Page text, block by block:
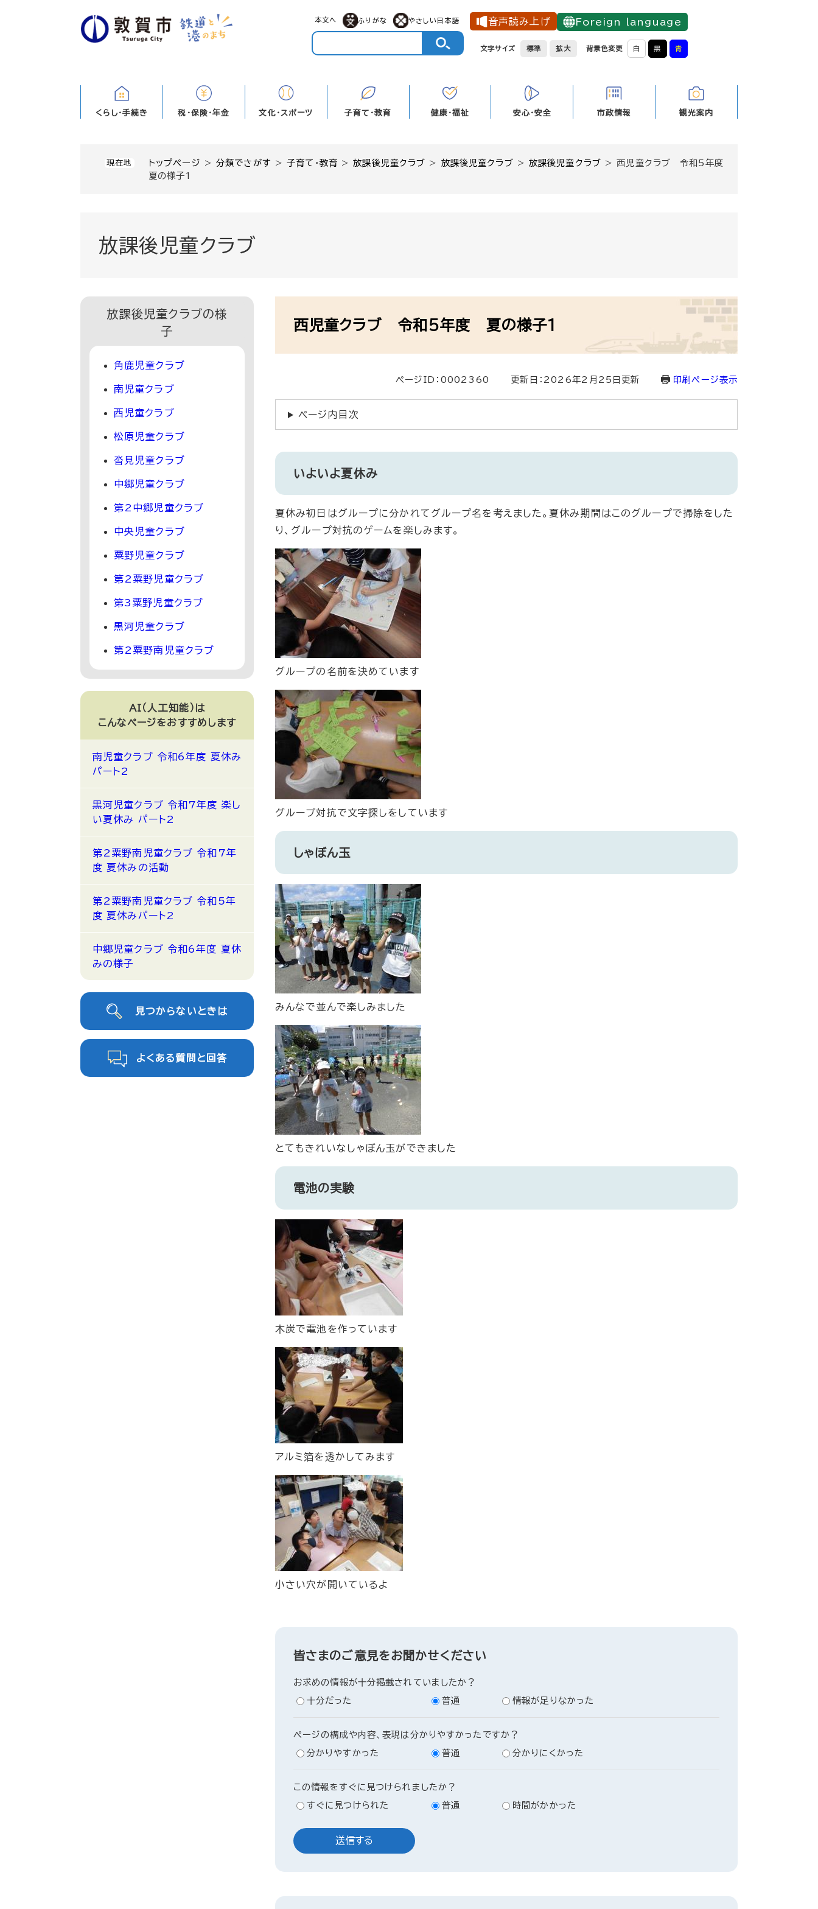
メニューを飛ばして本文へ
本文へ ふりがな やさしい日本語 音声読み上げ Foreign language
文字サイズ 標準 拡大 背景色変更 白 黒 青
くらし・手続き 税・保険・年金 文化・スポーツ 子育て・教育 健康・福祉 安心・安全 市政情報 観光案内
現在地 トップページ >分類でさがす >子育て・教育 >放課後児童クラブ > 放課後児童クラブ >放課後児童クラブ >西児童クラブ 令和5年度
夏の様子1
放課後児童クラブ
西児童クラブ 令和5年度 夏の様子1
ページID：0002360 更新日：2026年2月25日更新 印刷ページ表示
ページ内目次
いよいよ夏休み
夏休み初日はグループに分かれてグループ名を考えました。夏休み期間はこのグループで掃除をした
り、グループ対抗のゲームを楽しみます。
グループの名前を決めています
グループ対抗で文字探しをしています
しゃぼん玉
みんなで並んで楽しみました
とてもきれいなしゃぼん玉ができました
電池の実験
木炭で電池を作っています
アルミ箔を透かしてみます
小さい穴が開いているよ
皆さまのご意見をお聞かせください
お求めの情報が十分掲載されていましたか？
十分だった
普通 情報が足りなかった
ページの構成や内容、表現は分かりやすかったですか？
分かりやすかった
普通 分かりにくかった
この情報をすぐに見つけられましたか？
すぐに見つけられた
普通 時間がかかった
放課後児童クラブの様
子
角鹿児童クラブ
南児童クラブ
西児童クラブ
松原児童クラブ
沓見児童クラブ
中郷児童クラブ
第2中郷児童クラブ
中央児童クラブ
粟野児童クラブ
第2粟野児童クラブ
第3粟野児童クラブ
黒河児童クラブ
第2粟野南児童クラブ
AI（人工知能）は
こんなページをおすすめします
南児童クラブ 令和6年度 夏休み
パート2
黒河児童クラブ 令和7年度 楽し
い夏休み パート2
第2粟野南児童クラブ 令和7年
度 夏休みの活動
第2粟野南児童クラブ 令和5年
度 夏休みパート2
中郷児童クラブ 令和6年度 夏休
みの様子
見つからないときは
よくある質問と回答